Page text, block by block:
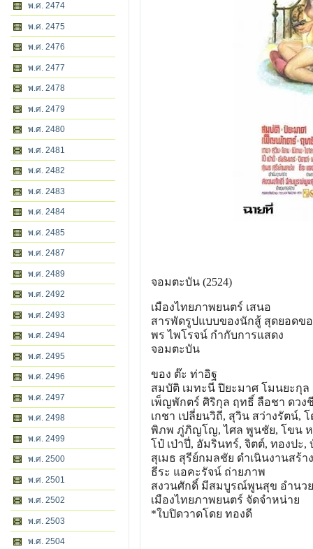
พ.ศ. 2474
พ.ศ. 2475
พ.ศ. 2476
พ.ศ. 2477
พ.ศ. 2478
พ.ศ. 2479
พ.ศ. 2480
พ.ศ. 2481
พ.ศ. 2482
พ.ศ. 2483
พ.ศ. 2484
พ.ศ. 2485
พ.ศ. 2487
พ.ศ. 2489
พ.ศ. 2492
พ.ศ. 2493
พ.ศ. 2494
พ.ศ. 2495
พ.ศ. 2496
พ.ศ. 2497
พ.ศ. 2498
พ.ศ. 2499
พ.ศ. 2500
พ.ศ. 2501
พ.ศ. 2502
พ.ศ. 2503
พ.ศ. 2504
จอมตะบัน (2524)
เมืองไทยภาพยนตร์ เสนอ
สารพัดรูปแบบของนักสู้ สุดยอดข
พร ไพโรจน์ กำกับการแสดง
จอมตะบัน
ของ ต๊ะ ท่าอิฐ
สมบัติ เมทะนี ปิยะมาศ โมนยะกุล
เพ็ญพักตร์ ศิริกุล ฤทธิ์ ลือชา ดวง
เกชา เปลี่ยนวิถี, สุวิน สว่างรัตน์,
พิภพ ภู่ภิญโญ, ไศล พูนชัย, โขน
โป๋ เป่าปี่, อัมรินทร์, จิตต์, ทองปะ,
สุเมธ สุรีย์กมลชัย ดำเนินงานสร้าง
ธีระ แอคะรัจน์ ถ่ายภาพ
สงวนศักดิ์ มีสมบูรณ์พูนสุข อำนว
เมืองไทยภาพยนตร์ จัดจำหน่าย
*ใบปิดวาดโดย ทองดี